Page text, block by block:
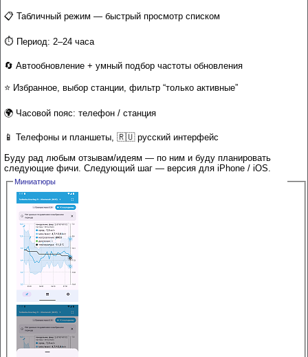
📋 Табличный режим — быстрый просмотр списком
⏱️ Период: 2–24 часа
🔄 Автообновление + умный подбор частоты обновления
⭐ Избранное, выбор станции, фильтр “только активные”
🌍 Часовой пояс: телефон / станция
📱 Телефоны и планшеты, 🇷🇺 русский интерфейс
Буду рад любым отзывам/идеям — по ним и буду планировать
следующие фичи. Следующий шаг — версия для iPhone / iOS.
Миниатюры